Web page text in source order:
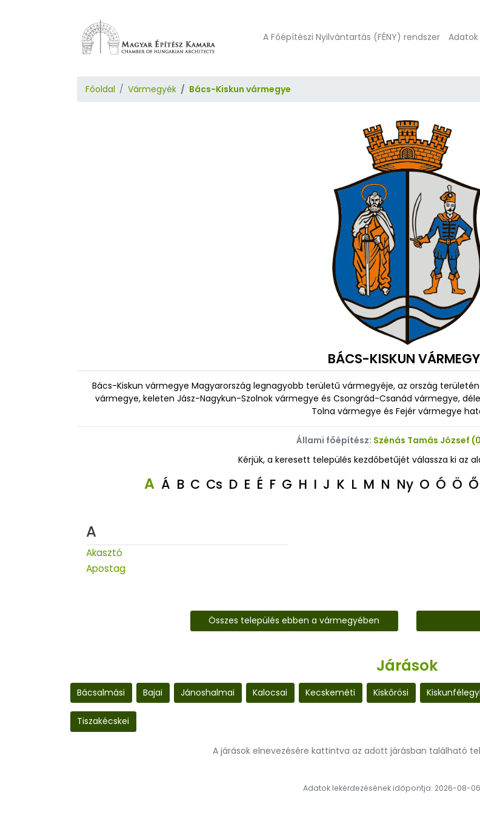
A Főépítészi Nyilvántartás (FÉNY) rendszer
Főoldal Vármegyék Bács-Kiskun vármegye
BÁCS-KISKUN
Bács-Kiskun vármegye Magyarország legnagyobb területű vármegyéje, az ország
vármegye, keleten Jász-Nagykun-Szolnok vármegye és Csongrád-Csanád vármegye,
Tolna vármegye és Fejér vármegye
Állami főépítész: Szénás Tamás József
Kérjük, a keresett település kezdőbetűjét válassza ki az
A Á B C Cs D E É F G H I J K L M N Ny O Ó Ö Ő
A
Akasztó
Apostag
Összes település ebben a vármegyében
Járások
Bácsalmási Bajai Jánoshalmai Kalocsai Kecskeméti Kiskőrösi
Tiszakécskei
A járások elnevezésére kattintva az adott járásban található
Adatok lekérdezésének időpontja: 2026-08-06